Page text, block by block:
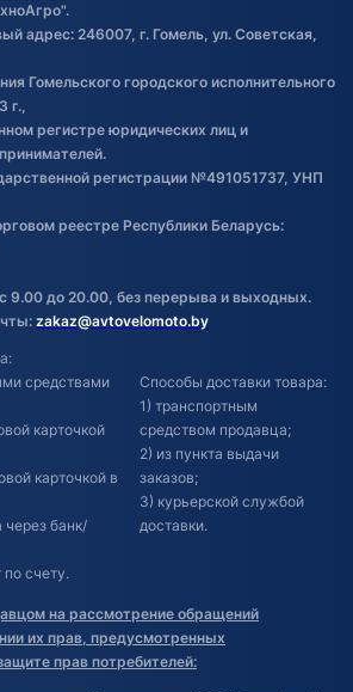
на учет
2024
адрес: 246007, г. Гомель, ул. Советская,
Гомельского городского исполнительного
г.,
регистре юридических лиц и
регистрации №491051737, УНП
реестре Республики Беларусь:
9.00 до 20.00, без перерыва и выходных.
zakaz@avtovelomoto.by
средствами
карточкой
карточкой в
через банк/
счету.
Способы доставки товара:
1) транспортным
средством продавца;
2) из пункта выдачи
заказов;
3) курьерской службой
доставки.
на рассмотрение обращений
их прав, предусмотренных
прав потребителей: